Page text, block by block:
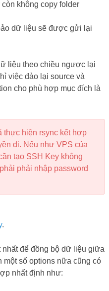
còn không copy folder
dữ liệu sẽ được gửi lại
liệu theo chiều ngược lại
việc đảo lại source và
cho phù hợp mục đích là
thực hiện rsync kết hợp
đi. Nếu như VPS của
tạo SSH Key không
phải nhập password
.
nhất để đồng bộ dữ liệu giữa
một số options nữa cũng có
nhất định như: